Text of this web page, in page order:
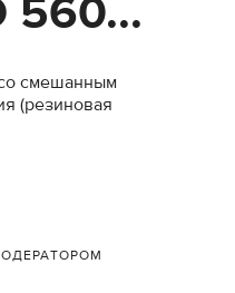
560...
смешанным
(резиновая